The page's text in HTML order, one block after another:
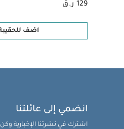
129 ر.ق
اضف
انضمي إلى عائلتنا
اشترك في نشرتنا الإخبارية